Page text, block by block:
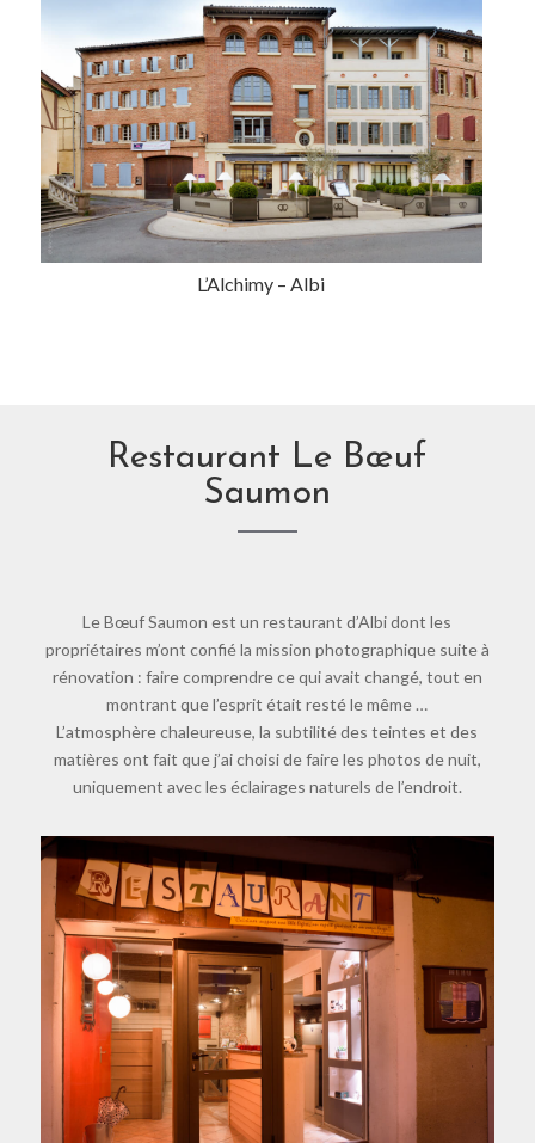
L’Alchimy – Albi
Restaurant Le Bœuf
Saumon
Le Bœuf Saumon est un restaurant d’Albi dont les
propriétaires m’ont confié la mission photographique suite à
rénovation : faire comprendre ce qui avait changé, tout en
montrant que l’esprit était resté le même …
L’atmosphère chaleureuse, la subtilité des teintes et des
matières ont fait que j’ai choisi de faire les photos de nuit,
uniquement avec les éclairages naturels de l’endroit.